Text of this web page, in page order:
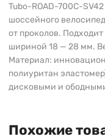
Tubo-ROAD-700C-
шоссейного
от проколов.
шириной 18 — 28 мм.
Материал:
полиуритан
дисковыми и
Похожие